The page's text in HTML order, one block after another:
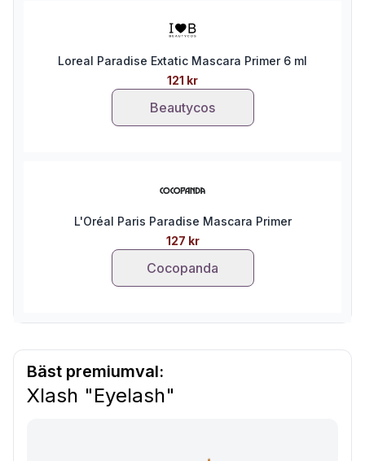
Loreal Paradise Extatic Mascara Primer 6 ml
121 kr
Beautycos
L'Oréal Paris Paradise Mascara Primer
127 kr
Cocopanda
Bäst premiumval:
Xlash "Eyelash"